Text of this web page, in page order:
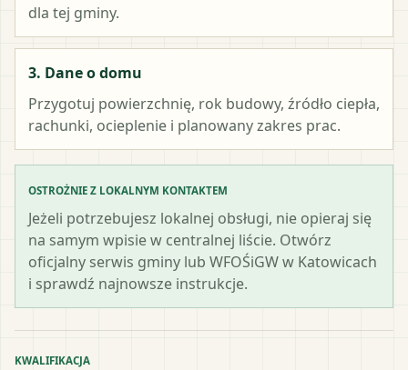
dla tej gminy.
3. Dane o domu
Przygotuj powierzchnię, rok budowy, źródło ciepła,
rachunki, ocieplenie i planowany zakres prac.
OSTROŻNIE Z LOKALNYM KONTAKTEM
Jeżeli potrzebujesz lokalnej obsługi, nie opieraj się
na samym wpisie w centralnej liście. Otwórz
oficjalny serwis gminy lub WFOŚiGW w Katowicach
i sprawdź najnowsze instrukcje.
KWALIFIKACJA